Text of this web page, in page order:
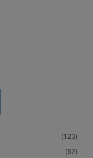
(123)
(87)